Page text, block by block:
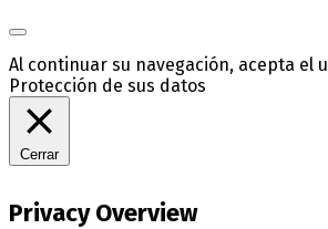
Al continuar su navegación, acepta el
Protección de sus datos
Cerrar
Privacy Overview